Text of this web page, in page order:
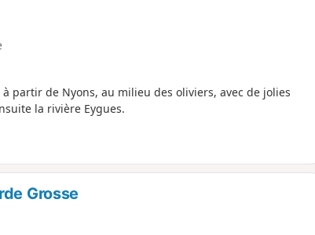
partir de Nyons, au milieu des oliviers, avec de jolies
la rivière Eygues.
Grosse